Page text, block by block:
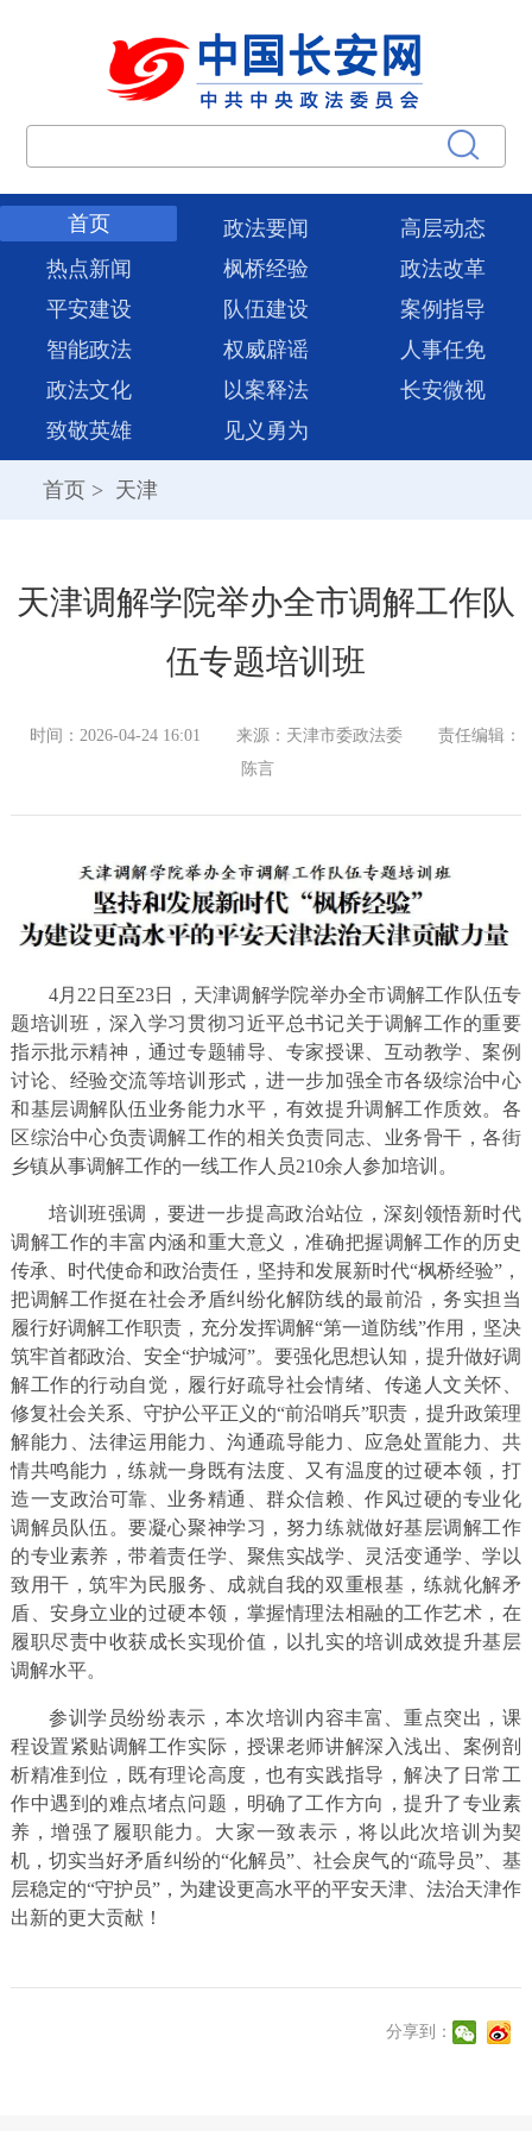
首页 政法要闻
高层动态
热点新闻
枫桥经验
政法改革
平安建设
队伍建设
案例指导
智能政法
权威辟谣
人事任免
政法文化
以案释法
长安微视
致敬英雄
见义勇为
首页 > 天津
天津调解学院举办全市调解工作队
伍专题培训班
时间：2026-04-24 16:01 来源：天津市委政法委
责任编辑：
陈言
4月22日至23日，天津调解学院举办全市调解工作队伍专
题培训班，深入学习贯彻习近平总书记关于调解工作的重要
指示批示精神，通过专题辅导、专家授课、互动教学、案例
讨论、经验交流等培训形式，进一步加强全市各级综治中心
和基层调解队伍业务能力水平，有效提升调解工作质效。各
区综治中心负责调解工作的相关负责同志、业务骨干，各街
乡镇从事调解工作的一线工作人员210余人参加培训。
培训班强调，要进一步提高政治站位，深刻领悟新时代
调解工作的丰富内涵和重大意义，准确把握调解工作的历史
传承、时代使命和政治责任，坚持和发展新时代“枫桥经验”，
把调解工作挺在社会矛盾纠纷化解防线的最前沿，务实担当
履行好调解工作职责，充分发挥调解“第一道防线”作用，坚决
筑牢首都政治、安全“护城河”。要强化思想认知，提升做好调
解工作的行动自觉，履行好疏导社会情绪、传递人文关怀、
修复社会关系、守护公平正义的“前沿哨兵”职责，提升政策理
解能力、法律运用能力、沟通疏导能力、应急处置能力、共
情共鸣能力，练就一身既有法度、又有温度的过硬本领，打
造一支政治可靠、业务精通、群众信赖、作风过硬的专业化
调解员队伍。要凝心聚神学习，努力练就做好基层调解工作
的专业素养，带着责任学、聚焦实战学、灵活变通学、学以
致用干，筑牢为民服务、成就自我的双重根基，练就化解矛
盾、安身立业的过硬本领，掌握情理法相融的工作艺术，在
履职尽责中收获成长实现价值，以扎实的培训成效提升基层
调解水平。
参训学员纷纷表示，本次培训内容丰富、重点突出，课
程设置紧贴调解工作实际，授课老师讲解深入浅出、案例剖
析精准到位，既有理论高度，也有实践指导，解决了日常工
作中遇到的难点堵点问题，明确了工作方向，提升了专业素
养，增强了履职能力。大家一致表示，将以此次培训为契
机，切实当好矛盾纠纷的“化解员”、社会戾气的“疏导员”、基
层稳定的“守护员”，为建设更高水平的平安天津、法治天津作
出新的更大贡献！
分享到：